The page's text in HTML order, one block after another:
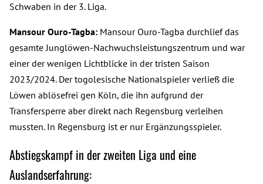
Schwaben in der 3. Liga.
Mansour Ouro-Tagba: Mansour Ouro-Tagba durchlief das
gesamte Junglöwen-Nachwuchsleistungszentrum und war
einer der wenigen Lichtblicke in der tristen Saison
2023/2024. Der togolesische Nationalspieler verließ die
Löwen ablösefrei gen Köln, die ihn aufgrund der
Transfersperre aber direkt nach Regensburg verleihen
mussten. In Regensburg ist er nur Ergänzungsspieler.
Abstiegskampf in der zweiten Liga und eine
Auslandserfahrung: